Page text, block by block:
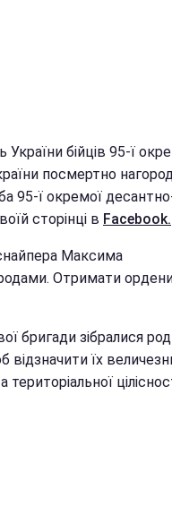
України бійців 95-ї
посмертно
95-ї окремої
сторінці в Facebook.
Максима
Отримати
бригади зібралися
відзначити їх